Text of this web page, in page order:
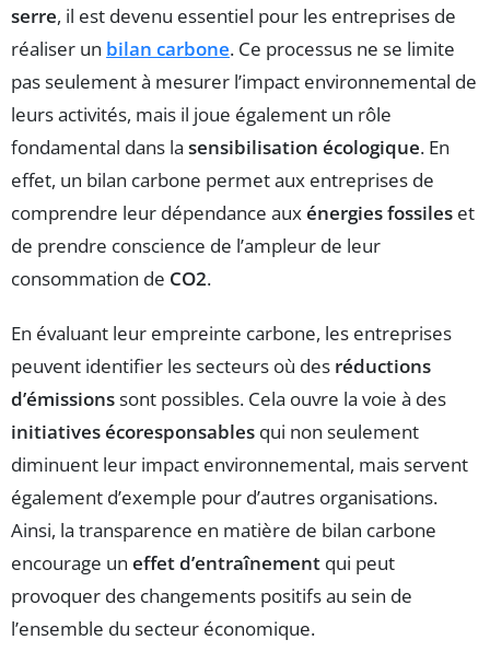
serre, il est devenu essentiel pour les entreprises de
réaliser un bilan carbone. Ce processus ne se limite
pas seulement à mesurer l’impact environnemental de
leurs activités, mais il joue également un rôle
fondamental dans la sensibilisation écologique. En
effet, un bilan carbone permet aux entreprises de
comprendre leur dépendance auxénergies fossiles et
de prendre conscience de l’ampleur de leur
consommation de CO2.
En évaluant leur empreinte carbone, les entreprises
peuvent identifier les secteurs où des réductions
d’émissionssont possibles. Cela ouvre la voie à des
initiatives écoresponsables qui non seulement
diminuent leur impact environnemental, mais servent
également d’exemple pour d’autres organisations.
Ainsi, la transparence en matière de bilan carbone
encourage un effet d’entraînement qui peut
provoquer des changements positifs au sein de
l’ensemble du secteur économique.